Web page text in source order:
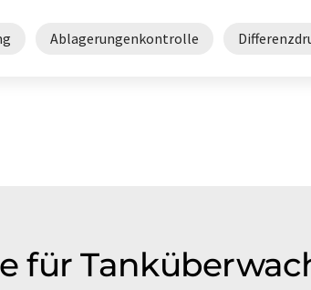
Ablagerungenkontrolle
für